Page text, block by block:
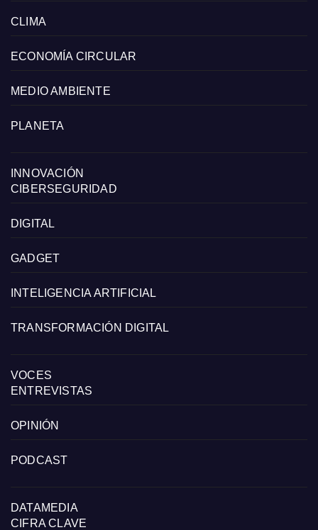
CLIMA
ECONOMÍA CIRCULAR
MEDIO AMBIENTE
PLANETA
INNOVACIÓN
CIBERSEGURIDAD
DIGITAL
GADGET
INTELIGENCIA ARTIFICIAL
TRANSFORMACIÓN DIGITAL
VOCES
ENTREVISTAS
OPINIÓN
PODCAST
DATAMEDIA
CIFRA CLAVE